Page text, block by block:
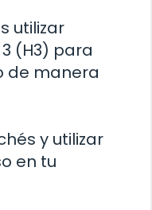
utilizar
(H3) para
de manera
y utilizar
en tu